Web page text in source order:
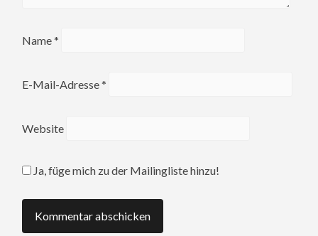
Name*
E-Mail-Adresse*
Website
Ja, füge mich zu der Mailingliste hinzu!